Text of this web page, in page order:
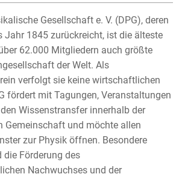
Gesellschaft e. V. (DPG), deren
Jahr 1845 zurückreicht, ist die älteste
62.000 Mitgliedern auch größte
der Welt. Als
verfolgt sie keine wirtschaftlichen
fördert mit Tagungen, Veranstaltungen
Wissenstransfer innerhalb der
Gemeinschaft und möchte allen
zur Physik öffnen. Besondere
Förderung des
Nachwuchses und der